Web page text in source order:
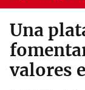
Una
valores